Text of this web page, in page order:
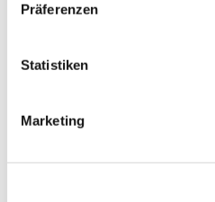
Präferenzen
Statistiken
Marketing